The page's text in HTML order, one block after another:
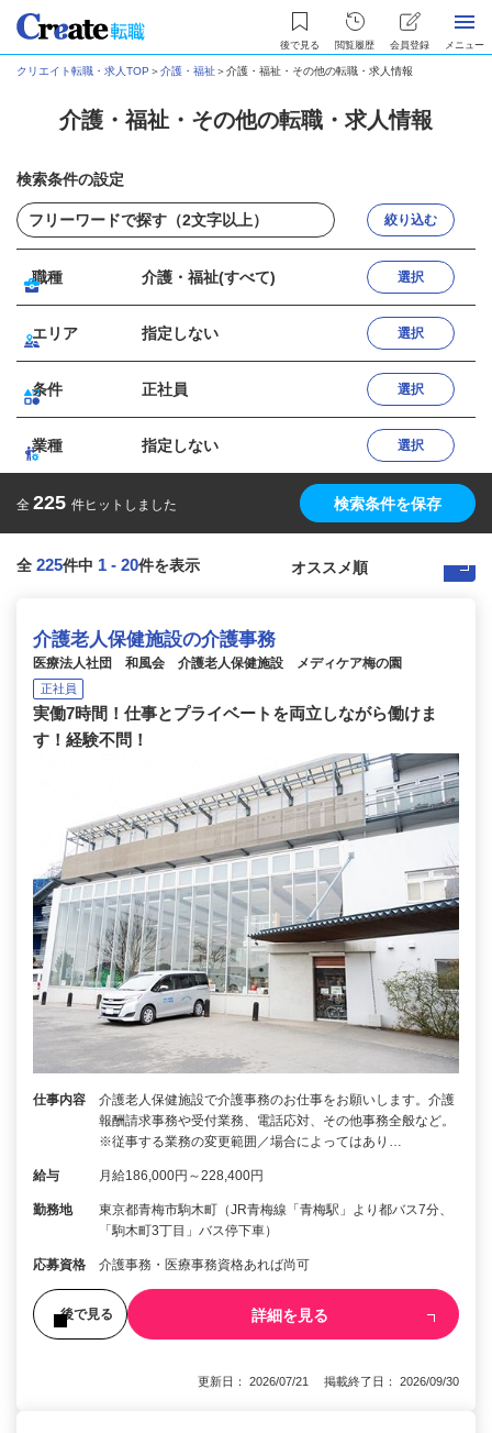
後で見る 閲覧履歴 会員登録 メニュー
クリエイト転職・求人TOP ＞介護・福祉＞介護・福祉・その他の転職・求人情報
介護・福祉・その他の転職・求人情報
検索条件の設定
絞り込む
職種 介護・福祉(すべて) 選択
エリア 指定しない 選択
条件 正社員 選択
業種 指定しない 選択
全 225 件ヒットしました 検索条件を保存
全 225件中 1 - 20件を表示
介護老人保健施設の介護事務
医療法人社団 和風会 介護老人保健施設 メディケア梅の園
正社員
実働7時間！仕事とプライベートを両立しながら働けま
す！経験不問！
仕事内容
介護老人保健施設で介護事務のお仕事をお願いします。介護
報酬請求事務や受付業務、電話応対、その他事務全般など。
※従事する業務の変更範囲／場合によってはあり…
給与 月給186,000円～228,400円
勤務地
東京都青梅市駒木町（JR青梅線「青梅駅」より都バス7分、
「駒木町3丁目」バス停下車）
応募資格 介護事務・医療事務資格あれば尚可
後で見る 詳細を見る
更新日： 2026/07/21 掲載終了日： 2026/09/30